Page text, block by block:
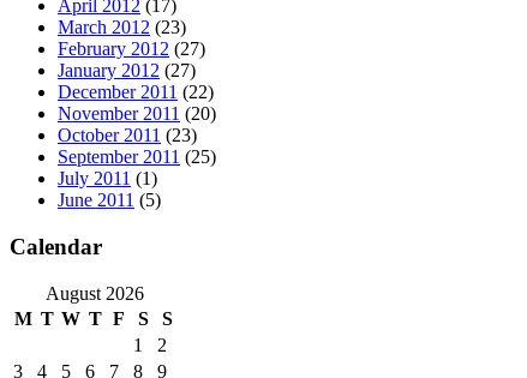
April 2012 (17)
March 2012 (23)
February 2012 (27)
January 2012 (27)
December 2011 (22)
November 2011 (20)
October 2011 (23)
September 2011 (25)
July 2011 (1)
June 2011 (5)
Calendar
August 2026
M T W T F S
S
1
2
3
4 5 6 7 8 9